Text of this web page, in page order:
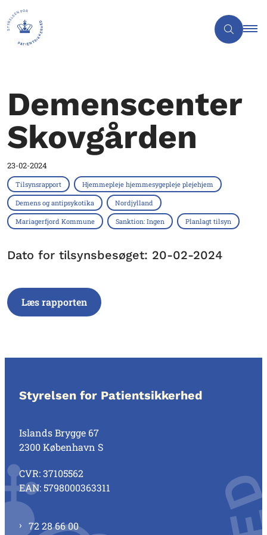
Demenscenter
Skovgården
23-02-2024
Tilsynsrapport Hjemmepleje hjemmesygepleje plejehjem
Demens og antipsykotika Nordjylland
Mariagerfjord Kommune Sanktion: Ingen Planlagt tilsyn
Dato for tilsynsbesøget: 20-02-2024
Læs rapporten
Styrelsen for Patientsikkerhed
Islands Brygge 67
2300 København S
CVR: 37105562
EAN: 5798000363311
72 28 66 00